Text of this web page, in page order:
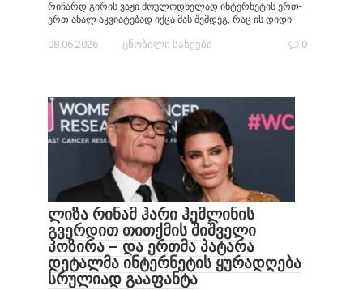
რიჩარდ გირის ვაჟი მოულოდნელად ინტერნეტის ერთ-
ერთ ახალ აკვიატებად იქცა მას შემდეგ, რაც ის დიდი
08.06.2026 ცნობილი სახეები 0
ლიზა რინამ ჰარი ჰემლინის
გვერდით თითქმის შიშველი
პოზირა – და ერთმა პატარა
დეტალმა ინტერნეტის ყურადღება
სრულიად გააფანტა